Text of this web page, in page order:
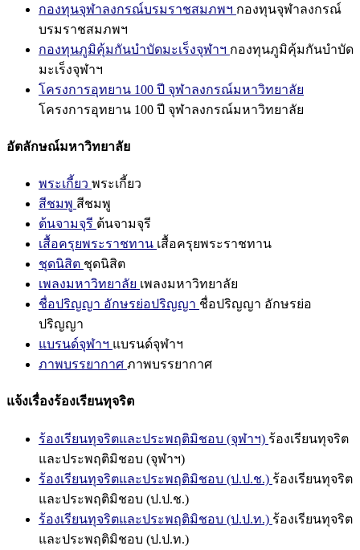
กองทุนจุฬาลงกรณ์บรมราชสมภพฯ กองทุนจุฬาลงกรณ์
บรมราชสมภพฯ
กองทุนภูมิคุ้มกันบำบัดมะเร็งจุฬาฯ กองทุนภูมิคุ้มกันบำบัด
มะเร็งจุฬาฯ
โครงการอุทยาน 100 ปี จุฬาลงกรณ์มหาวิทยาลัย
โครงการอุทยาน 100 ปี จุฬาลงกรณ์มหาวิทยาลัย
อัตลักษณ์มหาวิทยาลัย
พระเกี้ยว พระเกี้ยว
สีชมพู สีชมพู
ต้นจามจุรี ต้นจามจุรี
เสื้อครุยพระราชทาน เสื้อครุยพระราชทาน
ชุดนิสิต ชุดนิสิต
เพลงมหาวิทยาลัย เพลงมหาวิทยาลัย
ชื่อปริญญา อักษรย่อปริญญา ชื่อปริญญา อักษรย่อ
ปริญญา
แบรนด์จุฬาฯ แบรนด์จุฬาฯ
ภาพบรรยากาศ ภาพบรรยากาศ
แจ้งเรื่องร้องเรียนทุจริต
ร้องเรียนทุจริตและประพฤติมิชอบ (จุฬาฯ) ร้องเรียนทุจริต
และประพฤติมิชอบ (จุฬาฯ)
ร้องเรียนทุจริตและประพฤติมิชอบ (ป.ป.ช.) ร้องเรียนทุจริต
และประพฤติมิชอบ (ป.ป.ช.)
ร้องเรียนทุจริตและประพฤติมิชอบ (ป.ป.ท.) ร้องเรียนทุจริต
และประพฤติมิชอบ (ป.ป.ท.)